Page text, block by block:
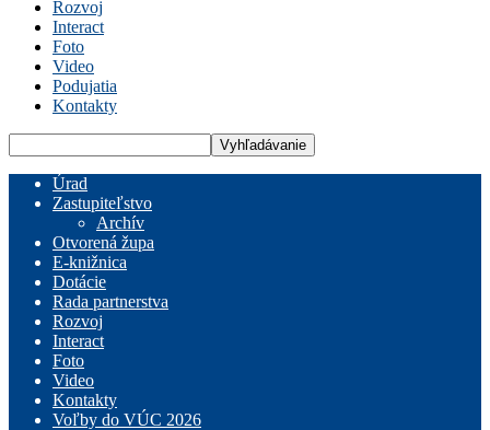
Rozvoj
Interact
Foto
Video
Podujatia
Kontakty
Úrad
Zastupiteľstvo
Archív
Otvorená župa
E-knižnica
Dotácie
Rada partnerstva
Rozvoj
Interact
Foto
Video
Kontakty
Voľby do VÚC 2026